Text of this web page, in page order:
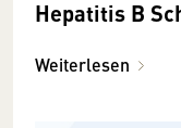
Hepatitis B
Weiterlesen